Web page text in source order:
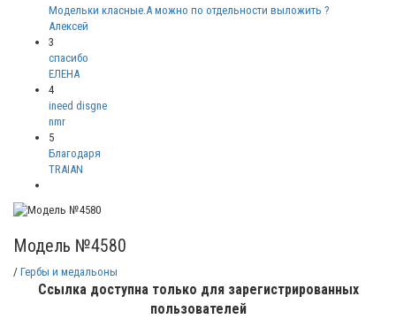
Модельки класные.А можно по отдельности выложить ?
Алексей
3
спасибо
ЕЛЕНА
4
ineed disgne
nmr
5
Благодаря
TRAIAN
Модель №4580
/ Гербы и медальоны
Ссылка доступна только для зарегистрированных
пользователей